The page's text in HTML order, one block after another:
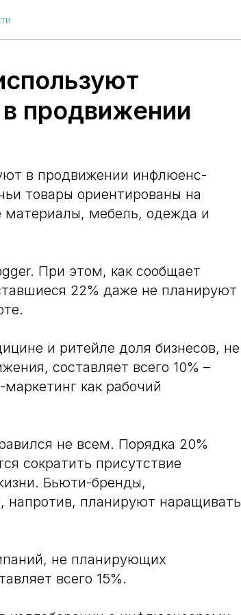
продвижении
в продвижении инфлюенс-
товары ориентированы на
материалы, мебель, одежда и
При этом, как сообщает
22% даже не планируют
и ритейле доля бизнесов, не
составляет всего 10% –
как рабочий
не всем. Порядка 20%
сократить присутствие
Бьюти-бренды,
напротив, планируют наращивать
не планирующих
всего 15%.